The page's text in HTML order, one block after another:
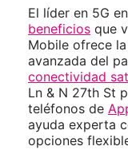
El líder en 5G
beneficios que
Mobile ofrece
avanzada del
conectividad
Ln & N 27th St
teléfonos de
ayuda experta
opciones